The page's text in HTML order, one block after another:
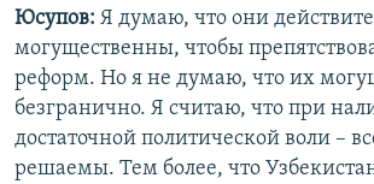
Юсупов: Я думаю, что они
могущественны, чтобы
реформ. Но я не думаю, что их
безгранично. Я считаю, что при
достаточной политической воли –
решаемы. Тем более, что